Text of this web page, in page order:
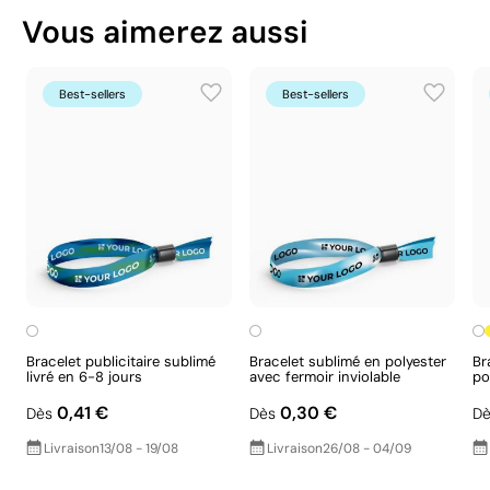
Certification du fournisseur - Points: 8 / 15
norme reconnue, garantissant la vérification des
Aspects à améliorer
Matériau - Points: 0 / 40
Aucune caractéristique relevant de l'économie
circulaire n'a été identifiée dans le composant
Vous aimerez aussi
Best-sellers
Bracelet publicitaire sublimé
livré en 6-8 jours
Dès 0,41 €
Livraison13/08 - 19/08
Best-sellers
Bracelet sublimé en polyester
avec fermoir inviolable
Dès 0,30 €
Livraison26/08 - 04/09